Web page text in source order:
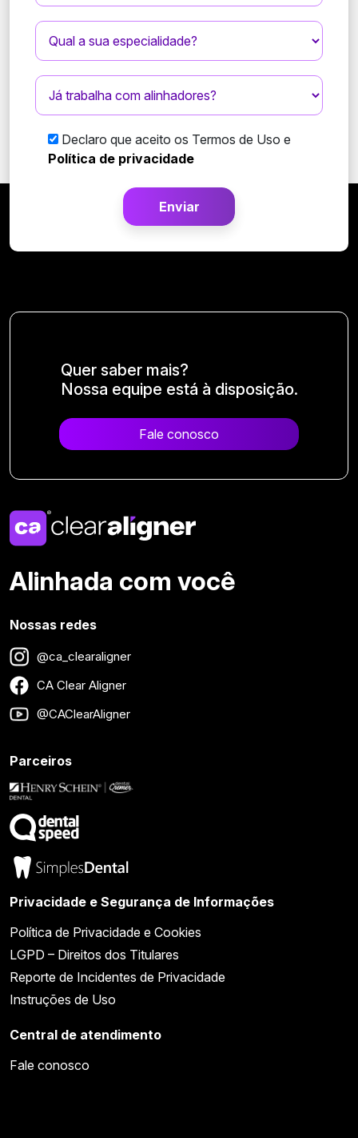
Declaro que aceito os Termos de Uso e
Política de privacidade
Enviar
Quer saber mais?
Nossa equipe está à disposição.
Fale conosco
Alinhada com você
Nossas redes
@ca_clearaligner
CA Clear Aligner
@CAClearAligner
Parceiros
Privacidade e Segurança de Informações
Política de Privacidade e Cookies
LGPD – Direitos dos Titulares
Reporte de Incidentes de Privacidade
Instruções de Uso
Central de atendimento
Fale conosco